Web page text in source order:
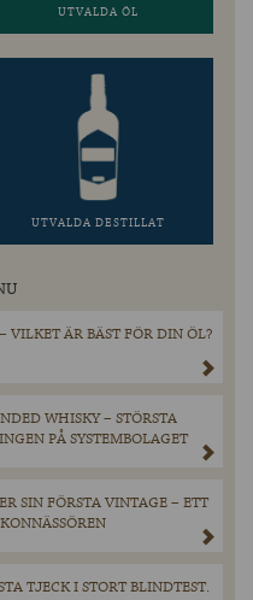
UTVALDA ÖL
UTVALDA DESTILLAT
VILKET ÄR BÄST FÖR DIN ÖL?
WHISKY – STÖRSTA
PÅ SYSTEMBOLAGET
SIN FÖRSTA VINTAGE – ETT
TJECK I STORT BLINDTEST.